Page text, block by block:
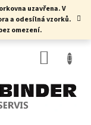
uzavřena. V
a odesílná vzorků.
omezení.